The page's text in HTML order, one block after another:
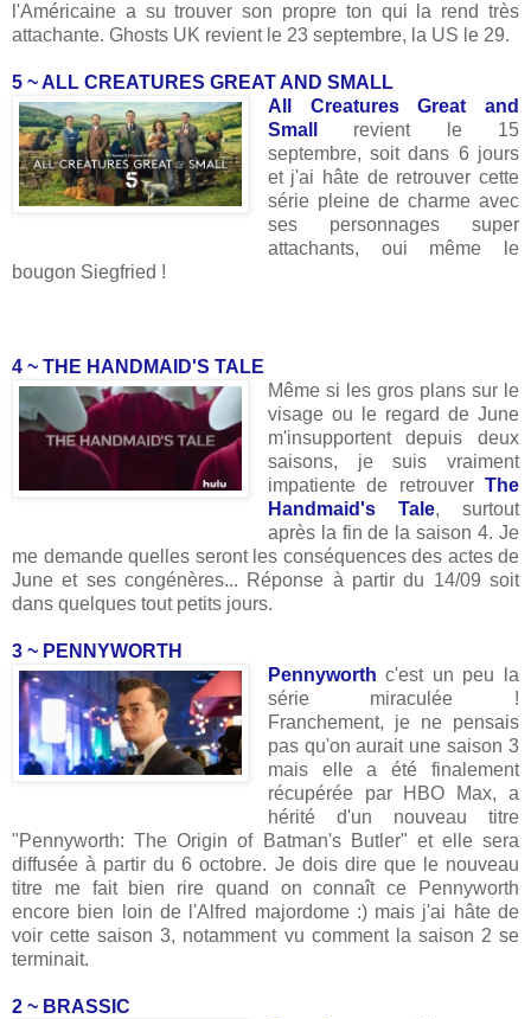
l'Américaine a su trouver son propre ton qui la rend très
attachante. Ghosts UK revient le 23 septembre, la US le 29.
5 ~ ALL CREATURES GREAT AND SMALL
All Creatures Great and
Small
revient le 15
septembre, soit dans 6 jours
et j'ai hâte de retrouver cette
série pleine de charme avec
ses personnages super
attachants, oui même le
bougon Siegfried !
4 ~ THE HANDMAID'S TALE
Même si les gros plans sur le
visage ou le regard de June
m'insupportent depuis deux
saisons, je suis vraiment
impatiente de retrouver The
Handmaid's Tale, surtout
après la fin de la saison 4. Je
me demande quelles seront les conséquences des actes de
June et ses congénères... Réponse à partir du 14/09 soit
dans quelques tout petits jours.
3 ~ PENNYWORTH
Pennyworth c'est un peu la
série miraculée !
Franchement, je ne pensais
pas qu'on aurait une saison 3
mais elle a été finalement
récupérée par HBO Max, a
hérité d'un nouveau titre
"Pennyworth: The Origin of Batman's Butler" et elle sera
diffusée à partir du 6 octobre. Je dois dire que le nouveau
titre me fait bien rire quand on connaît ce Pennyworth
encore bien loin de l'Alfred majordome :) mais j'ai hâte de
voir cette saison 3, notamment vu comment la saison 2 se
terminait.
2 ~ BRASSIC